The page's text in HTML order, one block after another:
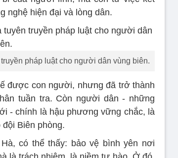
nghệ hiện đại và lòng dân.
pháp luật cho người dân vùng biên.
được con người, nhưng đã trở thành
tuần tra. Còn người dân - những
- chính là hậu phương vững chắc, là
Biên phòng.
có thể thấy: bảo vệ bình yên nơi